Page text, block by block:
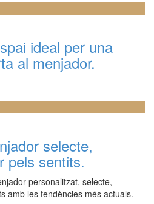
ideal per una
al menjador.
selecte,
pels sentits.
personalitzat, selecte,
amb les tendències més actuals.